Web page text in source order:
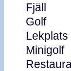
Fjäll
Golf
Lekplats
Minigolf